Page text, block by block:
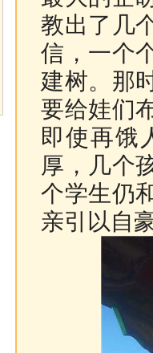
教出了几
信，一个
建树。那
要给娃们
即使再饿
厚，几个
个学生仍
亲引以自